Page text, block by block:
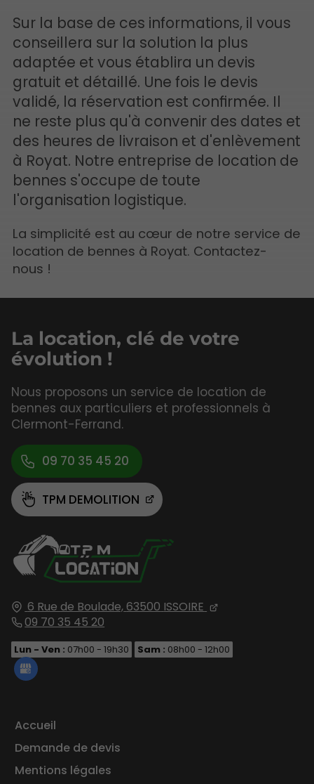
Sur la base de ces informations, il vous
conseillera sur la solution la plus
adaptée et vous établira un devis
gratuit et détaillé. Une fois le devis
validé, la réservation est confirmée. Il
ne reste plus qu'à convenir des dates et
des heures de livraison et d'enlèvement
à Royat. Notre entreprise de location de
bennes s'occupe de toute
l'organisation logistique.
La simplicité est au cœur de notre service de
location de bennes à Royat. Contactez-
nous !
6 Rue de Boulade, 63500 ISSOIRE
09 70 35 45 20
Lun - Ven : 07h00 - 19h30 Sam : 08h00 - 12h00
Accueil
Demande de devis
Mentions légales
La location, clé de votre
évolution !
Nous proposons un service de location de
bennes aux particuliers et professionnels à
Clermont-Ferrand.
09 70 35 45 20
TPM DEMOLITION